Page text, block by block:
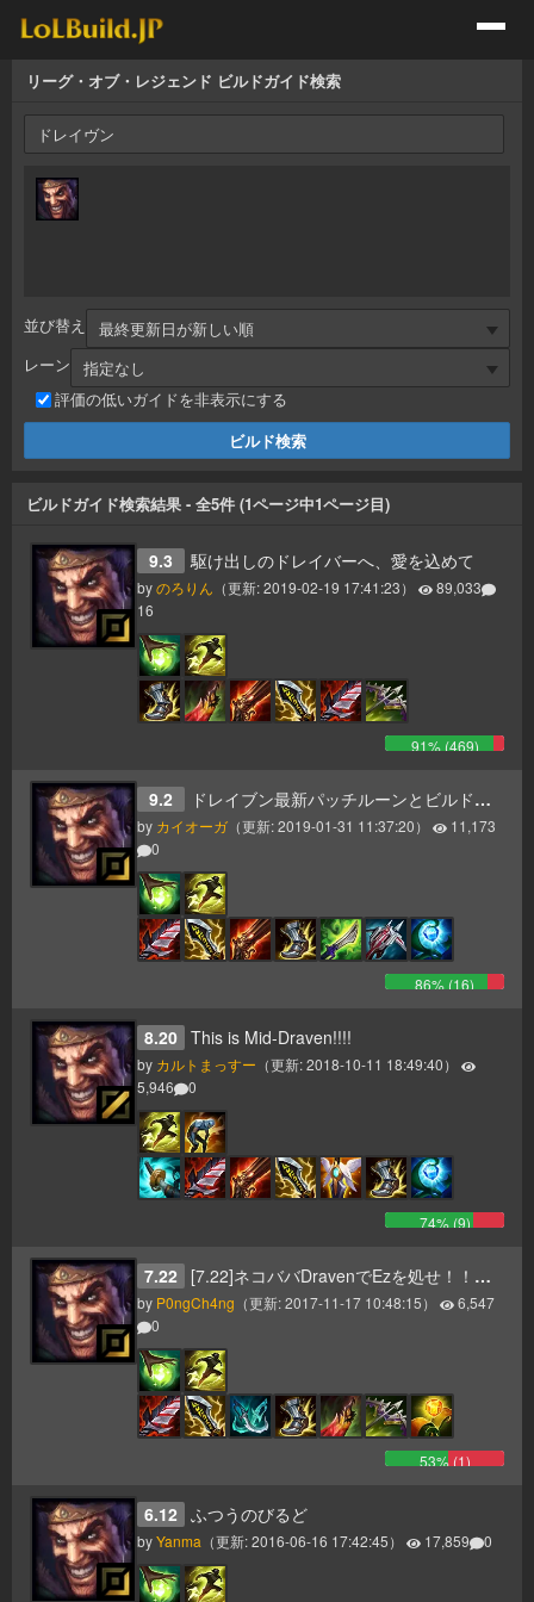
リーグ・オブ・レジェンド ビルドガイド検索
並び替え
レーン
評価の低いガイドを非表示にする
ビルドガイド検索結果 - 全5件 (1ページ中1ページ目)
9.3 駆け出しのドレイバーへ、愛を込めて
byのろりん （更新:2019-02-19 17:41:23）
89,033
16
91% (469)
9.2 ドレイブン最新パッチルーンとビルドパス
by カイオーガ （更新:2019-01-31 11:37:20）
11,173
0
86% (16)
8.20 This is Mid-Draven!!!!
by カルトまっすー （更新:2018-10-11 18:49:40）
5,946
0
74% (9)
7.22 [7.22]ネコババDravenでEzを処せ！！！！
by P0ngCh4ng （更新:2017-11-17 10:48:15）
6,547
0
53% (1)
6.12 ふつうのびるど
byYanma （更新:2016-06-16 17:42:45） 17,859 0